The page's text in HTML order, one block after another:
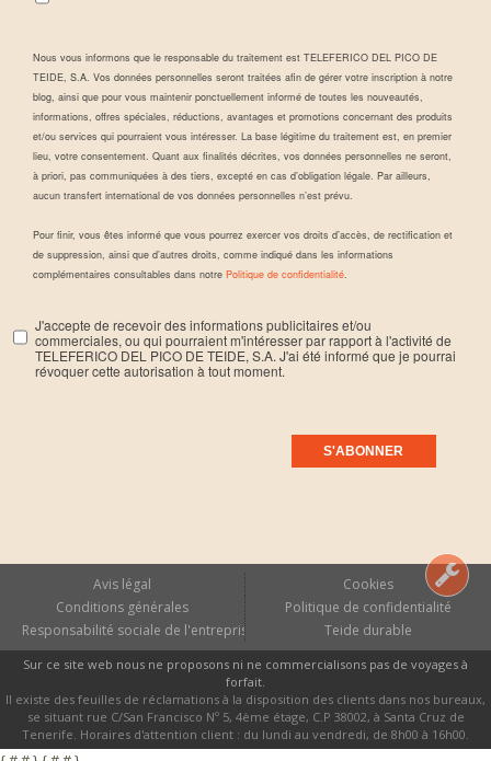
Nous vous informons que le responsable du traitement est TELEFERICO DEL PICO DE
TEIDE, S.A. Vos données personnelles seront traitées afin de gérer votre inscription à notre
blog, ainsi que pour vous maintenir ponctuellement informé de toutes les nouveautés,
informations, offres spéciales, réductions, avantages et promotions concernant des produits
et/ou services qui pourraient vous intéresser. La base légitime du traitement est, en premier
lieu, votre consentement. Quant aux finalités décrites, vos données personnelles ne seront,
à priori, pas communiquées à des tiers, excepté en cas d’obligation légale. Par ailleurs,
aucun transfert international de vos données personnelles n’est prévu.
Pour finir, vous êtes informé que vous pourrez exercer vos droits d’accès, de rectification et
de suppression, ainsi que d’autres droits, comme indiqué dans les informations
complémentaires consultables dans notre Politique de confidentialité.
J'accepte de recevoir des informations publicitaires et/ou
commerciales, ou qui pourraient m'intéresser par rapport à l'activité de
TELEFERICO DEL PICO DE TEIDE, S.A. J'ai été informé que je pourrai
révoquer cette autorisation à tout moment.
Avis légal
Cookies
Conditions générales
Politique de confidentialité
Responsabilité sociale de l'entreprise
Teide durable
Sur ce site web nous ne proposons ni ne commercialisons pas de voyages à
forfait.
Il existe des feuilles de réclamations à la disposition des clients dans nos bureaux,
se situant rue C/San Francisco Nº 5, 4ème étage, C.P 38002, à Santa Cruz de
Tenerife. Horaires d'attention client : du lundi au vendredi, de 8h00 à 16h00.